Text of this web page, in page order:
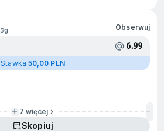
5g Obserwuj
6.99
Stawka 50,00 PLN
7 więcej
Skopiuj